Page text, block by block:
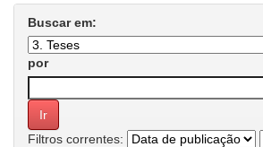
Buscar em:
por
Filtros correntes: